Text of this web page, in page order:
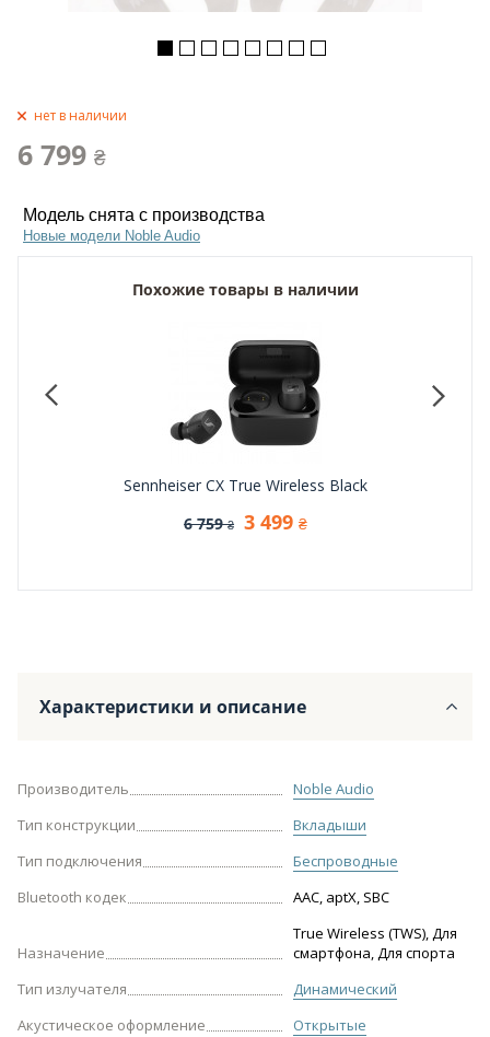
нет в наличии
6 799 ₴
Модель снята с производства
Новые модели Noble Audio
Похожие товары в наличии
Sennheiser CX True Wireless Black
6 759 ₴ 3 499 ₴
Характеристики и описание
Производитель
Noble Audio
Тип конструкции
Вкладыши
Тип подключения
Беспроводные
Bluetooth кодек
AAC, aptX, SBC
Назначение
True Wireless (TWS), Для
смартфона, Для спорта
Тип излучателя
Динамический
Акустическое оформление
Открытые